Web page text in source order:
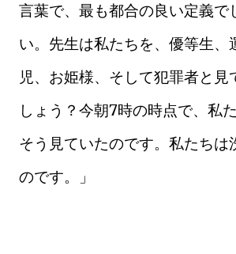
言葉で、最も都合の良い定義で
い。先生は私たちを、優等生、
児、お姫様、そして犯罪者と見
しょう？今朝7時の時点で、私
そう見ていたのです。私たちは
のです。」